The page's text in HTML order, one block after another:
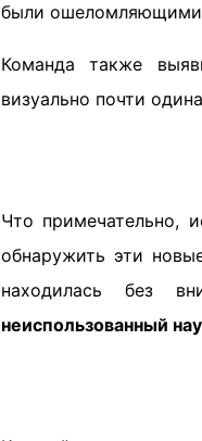
были
Команда также
визуально почти
Что примечательно,
обнаружить эти
находилась без
неиспользованный